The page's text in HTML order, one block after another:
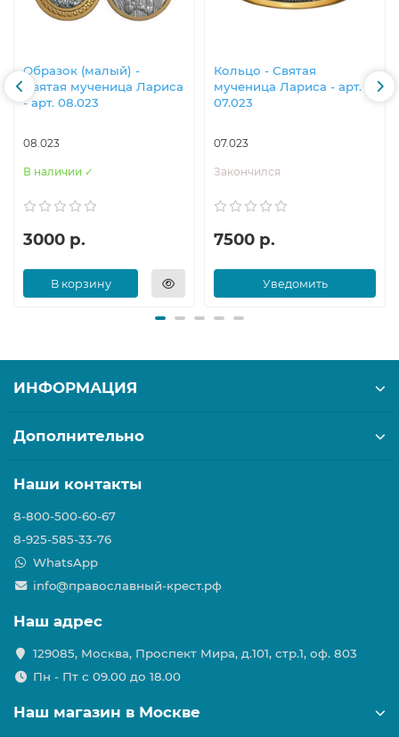
Образок (малый) -
Святая мученица Лариса
- арт. 08.023
08.023
В наличии ✓
3000 р.
В корзину
Кольцо - Святая
мученица Лариса - арт.
07.023
07.023
Закончился
7500 р.
Уведомить
ИНФОРМАЦИЯ
Дополнительно
Наши контакты
8-800-500-60-67
8-925-585-33-76
WhatsApp
info@православный-крест.рф
Наш адрес
129085, Москва, Проспект Мира, д.101, стр.1, оф. 803
Пн - Пт с 09.00 до 18.00
Наш магазин в Москве